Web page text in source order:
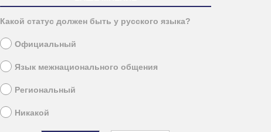
Какой статус должен быть у русского языка?
Официальный
Язык межнационального общения
Региональный
Никакой